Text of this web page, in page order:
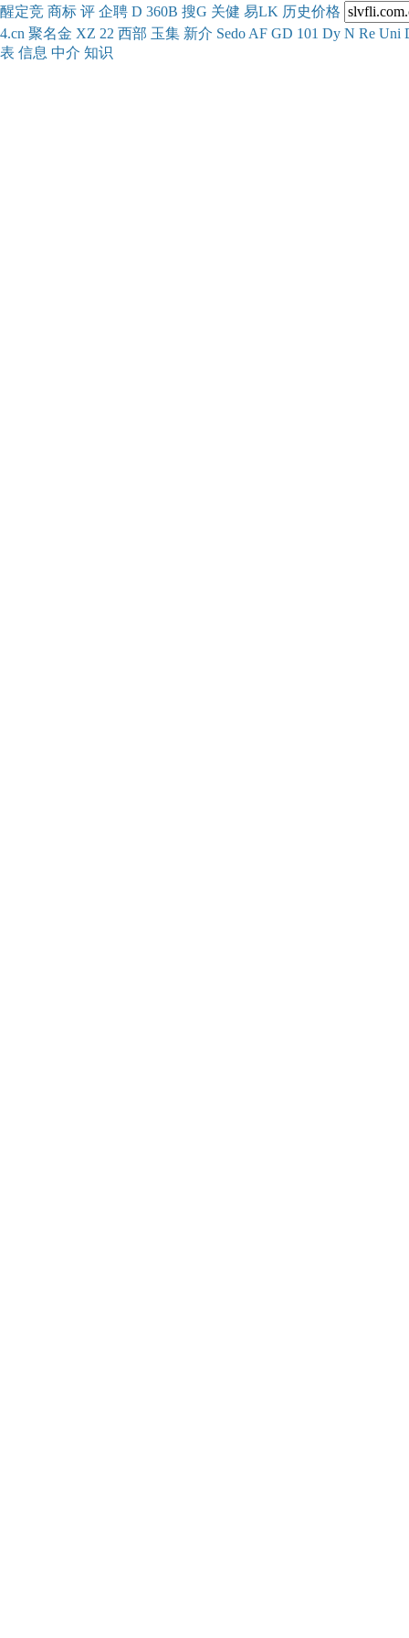
醒定竞 商标 评 企聘 D 360B 搜G 关健 易LK 历史价格
4.cn 聚名金 XZ 22 西部 玉集 新介 Sedo AF GD 101 Dy N Re Uni
表 信息 中介 知识